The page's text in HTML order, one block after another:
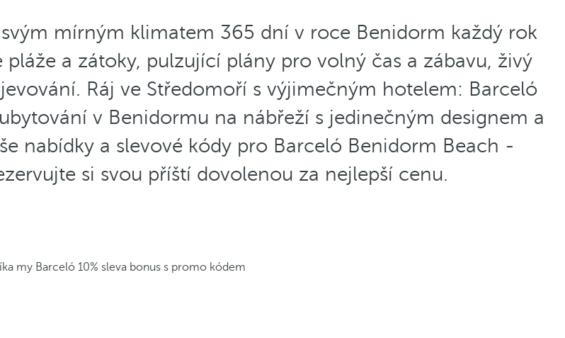
mírným klimatem 365 dní v roce Benidorm každý rok
a zátoky, pulzující plány pro volný čas a zábavu, živý
Ráj ve Středomoří s výjimečným hotelem: Barceló
v Benidormu na nábřeží s jedinečným designem a
nabídky a slevové kódy pro Barceló Benidorm Beach -
si svou příští dovolenou za nejlepší cenu.
my Barceló 10% sleva bonus s promo kódem